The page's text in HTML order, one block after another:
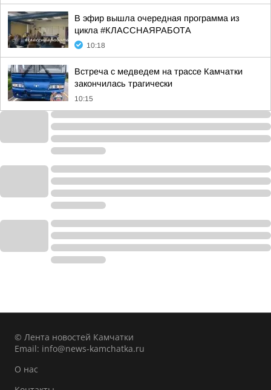
В эфир вышла очередная программа из
цикла #КЛАССНАЯРАБОТА
10:18
Встреча с медведем на трассе Камчатки
закончилась трагически
10:15
© Лента новостей Камчатки
Email: info@news-kamchatka.ru
О нас